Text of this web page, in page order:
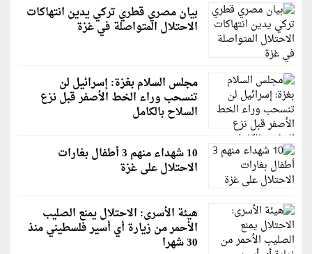
بيان مصري قطري تركي يدين انتهاكات
الاحتلال المتواصلة في غزة
مجلس السلام بغزة: إسرائيل لن
تنسحب وراء الخط الأصفر قبل نزع
السلاح بالكامل
10 شهداء منهم 3 أطفال بغارات
الاحتلال على غزة
هيئة الأسرى: الاحتلال يمنع الصليب
الأحمر من زيارة أي أسير فلسطيني منذ
30 شهرا